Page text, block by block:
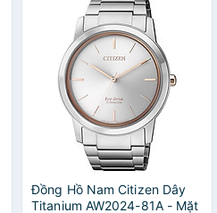
Đồng Hồ Nam Citizen Dây
Titanium AW2024-81A - Mặt